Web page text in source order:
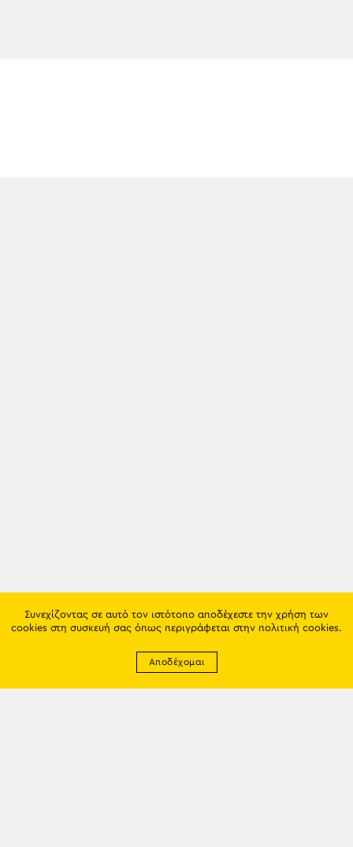
Συνεχίζοντας σε αυτό τον ιστότοπο αποδέχεστε την χρήση των
cookies στη συσκευή σας όπως περιγράφεται στην πολιτική cookies.
Αποδέχομαι